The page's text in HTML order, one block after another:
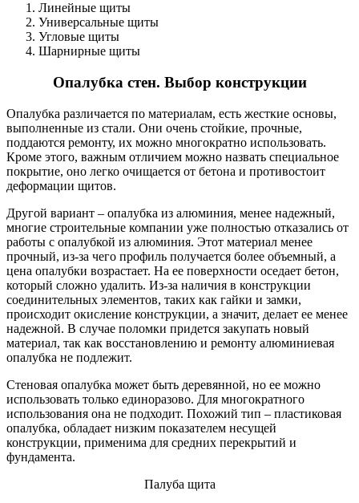
Линейные щиты
Универсальные щиты
Угловые щиты
Шарнирные щиты
Опалубка стен. Выбор конструкции
Опалубка различается по материалам, есть жесткие основы,
выполненные из стали. Они очень стойкие, прочные,
поддаются ремонту, их можно многократно использовать.
Кроме этого, важным отличием можно назвать специальное
покрытие, оно легко очищается от бетона и противостоит
деформации щитов.
Другой вариант – опалубка из алюминия, менее надежный,
многие строительные компании уже полностью отказались от
работы с опалубкой из алюминия. Этот материал менее
прочный, из-за чего профиль получается более объемный, а
цена опалубки возрастает. На ее поверхности оседает бетон,
который сложно удалить. Из-за наличия в конструкции
соединительных элементов, таких как гайки и замки,
происходит окисление конструкции, а значит, делает ее менее
надежной. В случае поломки придется закупать новый
материал, так как восстановлению и ремонту алюминиевая
опалубка не подлежит.
Стеновая опалубка может быть деревянной, но ее можно
использовать только единоразово. Для многократного
использования она не подходит. Похожий тип – пластиковая
опалубка, обладает низким показателем несущей
конструкции, применима для средних перекрытий и
фундамента.
Палуба щита